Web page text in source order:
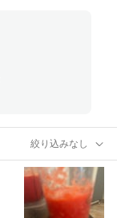
絞り込みなし